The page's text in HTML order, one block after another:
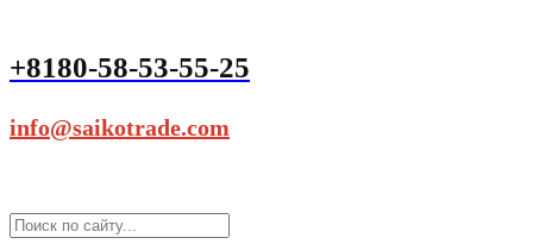
+8180-58-53-55-25
info@saikotrade.com